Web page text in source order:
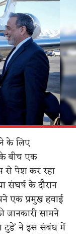
के लिए
बीच एक
से पेश कर रहा
संघर्ष के दौरान
एक प्रमुख हवाई
जानकारी सामने
टुडे’ ने इस संबंध में